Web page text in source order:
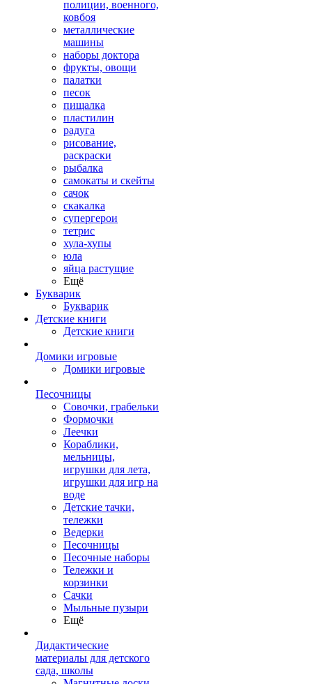
полиции, военного,
ковбоя
металлические
машины
наборы доктора
фрукты, овощи
палатки
песок
пищалка
пластилин
радуга
рисование,
раскраски
рыбалка
самокаты и скейты
сачок
скакалка
супергерои
тетрис
хула-хупы
юла
яйца растущие
Ещё
Букварик
Букварик
Детские книги
Детские книги
Домики игровые
Домики игровые
Песочницы
Совочки, грабельки
Формочки
Леечки
Кораблики,
мельницы,
игрушки для лета,
игрушки для игр на
воде
Детские тачки,
тележки
Ведерки
Песочницы
Песочные наборы
Тележки и
корзинки
Сачки
Мыльные пузыри
Ещё
Дидактические
материалы для детского
сада, школы